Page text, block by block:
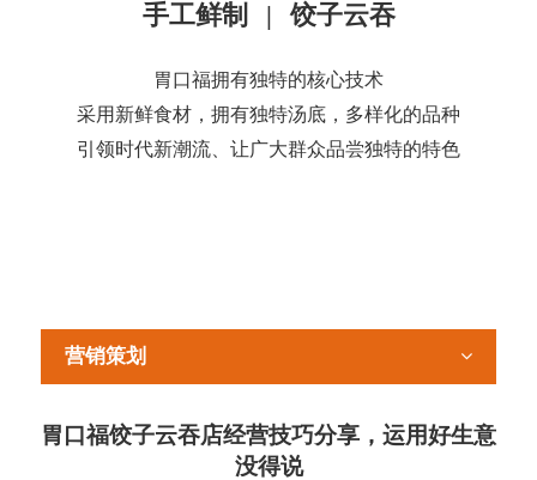
手工鲜制 | 饺子云吞
胃口福拥有独特的核心技术
采用新鲜食材，拥有独特汤底，多样化的品种
引领时代新潮流、让广大群众品尝独特的特色
营销策划
胃口福饺子云吞店经营技巧分享，运用好生意
没得说